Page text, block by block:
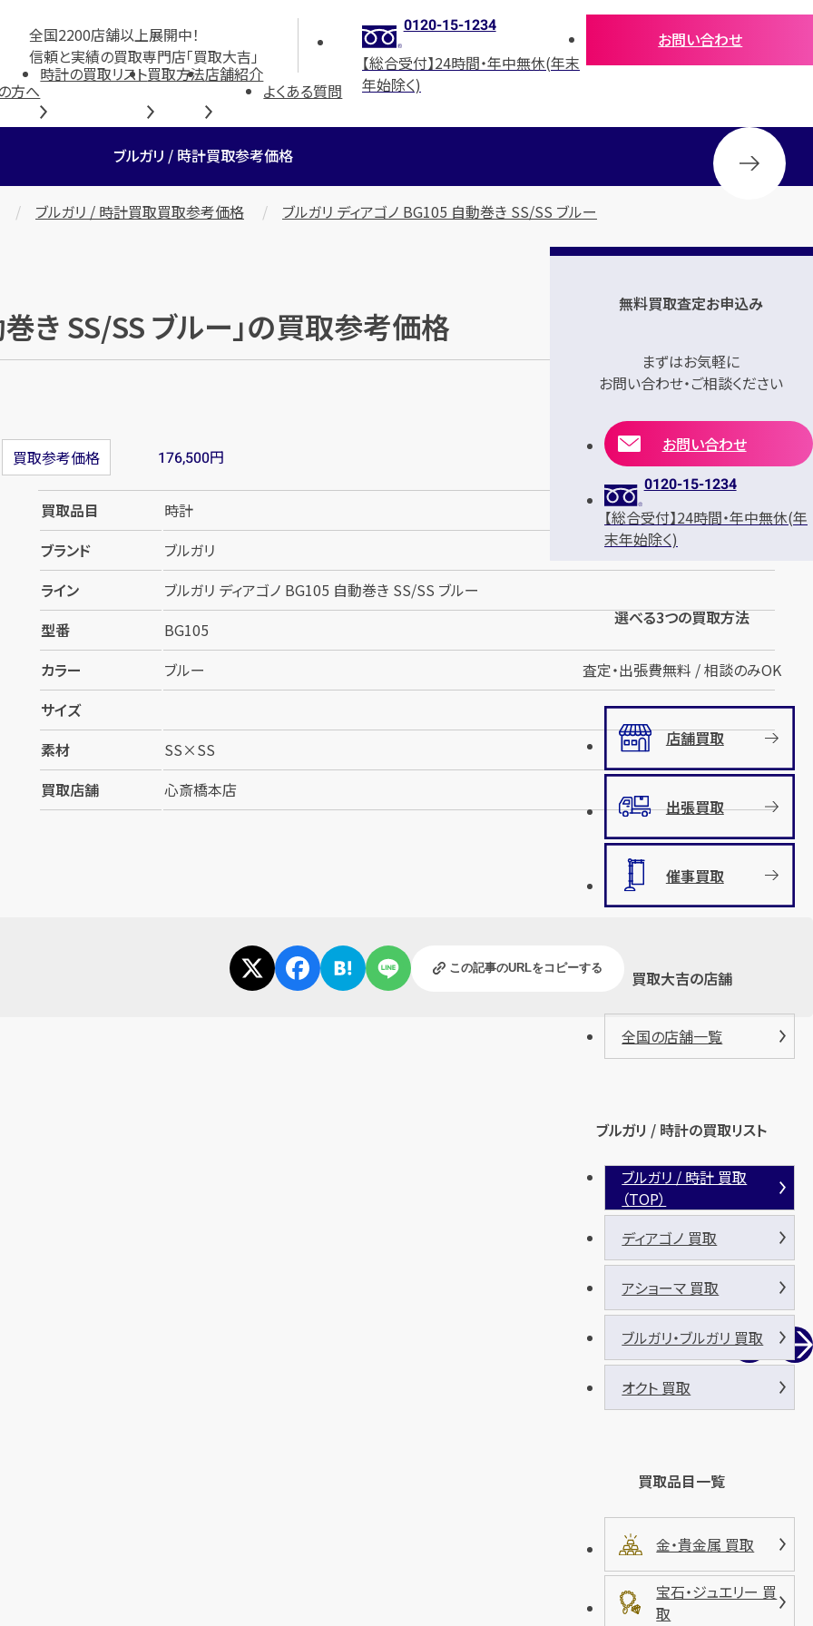
全国2200店舗以上展開中！
信頼と実績の買取専門店「買取大吉」
0120-15-1234
【総合受付】24時間・年中無休(年末
年始除く)
お問い合わせ
方へ
時計の買取リスト買取方法店舗紹介
よくある質問
ブルガリ / 時計買取参考価格
ブルガリ / 時計買取買取参考価格 ブルガリ ディアゴノ BG105 自動巻き SS/SS ブルー
き SS/SS ブルー」の買取参考価格
買取参考価格 176,500円
買取品目
時計
ブランド
ブルガリ
ライン
ブルガリ ディアゴノ BG105 自動巻き SS/SS ブルー
型番
BG105
カラー
ブルー
サイズ
素材
SS×SS
買取店舗
心斎橋本店
この記事のURLをコピーする
無料買取査定お申込み
まずはお気軽に
お問い合わせ・ご相談ください
お問い合わせ
0120-15-1234
【総合受付】24時間・年中無休(年
末年始除く)
選べる3つの買取方法
査定・出張費無料 / 相談のみOK
店舗買取
出張買取
催事買取
買取大吉の店舗
全国の店舗一覧
ブルガリ / 時計の買取リスト
ブルガリ / 時計 買取
（TOP）
ディアゴノ 買取
アショーマ 買取
ブルガリ・ブルガリ 買取
オクト 買取
買取品目一覧
金・貴金属 買取
宝石・ジュエリー 買
取